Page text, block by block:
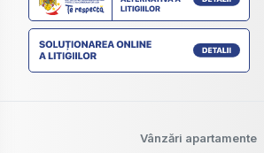
Vânzări apartamente